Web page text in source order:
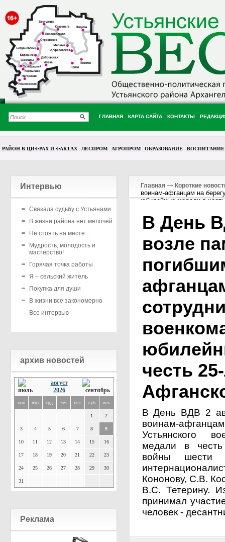
ГЛАВНАЯ КАРТА САЙТА КОНТАКТЫ
РАЙОН В ЦИФРАХ И ФАКТАХ ЛЕСПРОМ АГРОПРОМ ОБРАЗОВАНИЕ ВОСПИТАНИЕ
Интервью
Связала судьбу с Устьянами
В жизни района нет мелочей
Не стоять на месте…
Мудрость, молодость и
мастерство!
Горячая точка работы
Я – сельский житель
Покупка для души
В жизни все закономерно
Все интервью
архив новостей
август
2026
пон втр срд чет пят суб вск
1 2
3 4 5 6 7 8 9
10 11 12 13 14 15 16
17 18 19 20 21 22 23
24 25 26 27 28 29 30
31
Реклама
Главная Короткие
воинам-афганцам на
юбилейные медали в
В День
возле
честь
В День ВДВ 2
воинам-
Устьянского
медали в честь
войны шести
Кононову, С.В.
В.С. Тетерину.
принимал
человек -